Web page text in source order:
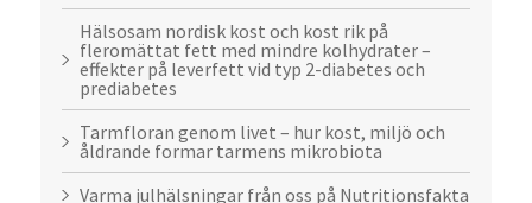
Hälsosam nordisk kost och kost rik på
fleromättat fett med mindre kolhydrater –
effekter på leverfett vid typ 2-diabetes och
prediabetes
Tarmfloran genom livet – hur kost, miljö och
åldrande formar tarmens mikrobiota
Varma julhälsningar från oss på Nutritionsfakta